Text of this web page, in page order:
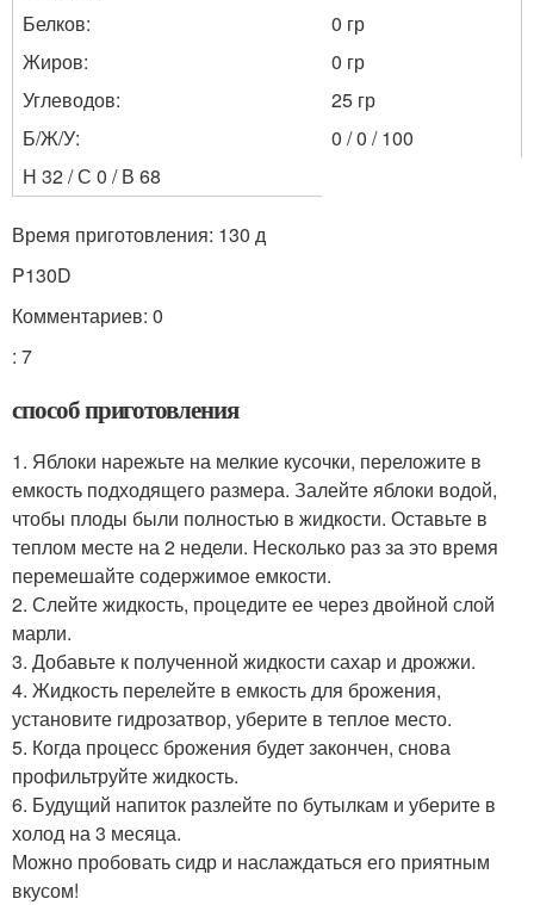
Белков:
0 гр
Жиров:
0 гр
Углеводов:
25 гр
Б/Ж/У:
0 / 0 / 100
Н 32 / С 0 / В 68
Время приготовления: 130 д
P130D
Комментариев: 0
: 7
способ приготовления
1. Яблоки нарежьте на мелкие кусочки, переложите в
емкость подходящего размера. Залейте яблоки водой,
чтобы плоды были полностью в жидкости. Оставьте в
теплом месте на 2 недели. Несколько раз за это время
перемешайте содержимое емкости.
2. Слейте жидкость, процедите ее через двойной слой
марли.
3. Добавьте к полученной жидкости сахар и дрожжи.
4. Жидкость перелейте в емкость для брожения,
установите гидрозатвор, уберите в теплое место.
5. Когда процесс брожения будет закончен, снова
профильтруйте жидкость.
6. Будущий напиток разлейте по бутылкам и уберите в
холод на 3 месяца.
Можно пробовать сидр и наслаждаться его приятным
вкусом!